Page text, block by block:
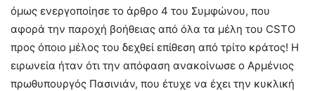
όμως ενεργοποίησε το άρθρο 4 του Συμφώνου, που
αφορά την παροχή βοήθειας από όλα τα μέλη του CSTO
προς όποιο μέλος του δεχθεί επίθεση από τρίτο κράτος! Η
ειρωνεία ήταν ότι την απόφαση ανακοίνωσε ο Αρμένιος
πρωθυπουργός Πασινιάν, που έτυχε να έχει την κυκλική